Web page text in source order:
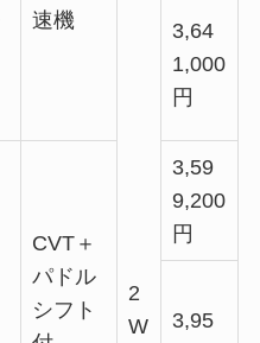
速機
2
W
3,64
1,000
円
CVT＋
パドル
シフト
3,59
9,200
円
3,95